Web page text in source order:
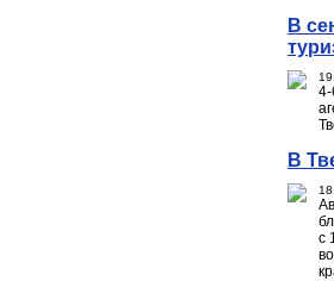
В
4-
В
с